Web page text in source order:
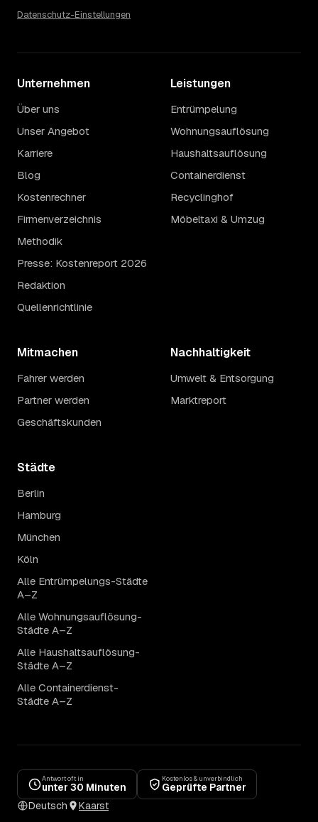
Datenschutz-Einstellungen
Unternehmen
Über uns
Unser Angebot
Karriere
Blog
Kostenrechner
Firmenverzeichnis
Methodik
Presse: Kostenreport 2026
Redaktion
Quellenrichtlinie
Leistungen
Entrümpelung
Wohnungsauflösung
Haushaltsauflösung
Containerdienst
Recyclinghof
Möbeltaxi & Umzug
Mitmachen
Fahrer werden
Partner werden
Geschäftskunden
Nachhaltigkeit
Umwelt & Entsorgung
Marktreport
Städte
Berlin
Hamburg
München
Köln
Alle Entrümpelungs-Städte
A–Z
Alle Wohnungsauflösung-
Städte A–Z
Alle Haushaltsauflösung-
Städte A–Z
Alle Containerdienst-
Städte A–Z
Antwort oft in
unter 30 Minuten
Kostenlos & unverbindlich
Geprüfte Partner
Deutsch
Kaarst